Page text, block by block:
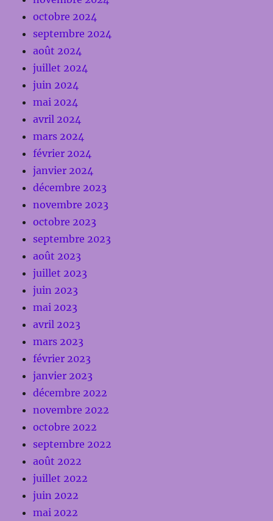
octobre 2024
septembre 2024
août 2024
juillet 2024
juin 2024
mai 2024
avril 2024
mars 2024
février 2024
janvier 2024
décembre 2023
novembre 2023
octobre 2023
septembre 2023
août 2023
juillet 2023
juin 2023
mai 2023
avril 2023
mars 2023
février 2023
janvier 2023
décembre 2022
novembre 2022
octobre 2022
septembre 2022
août 2022
juillet 2022
juin 2022
mai 2022